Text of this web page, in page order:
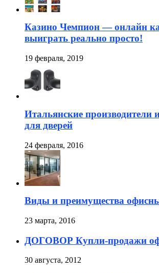
Казино Чемпион — онлайн
выиграть реально просто!
19 февраля, 2019
Итальянские производители
для дверей
24 февраля, 2016
Виды и преимущества
23 марта, 2016
ДОГОВОР Купли-продажи
30 августа, 2012